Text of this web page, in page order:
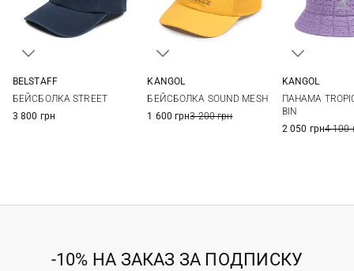
BELSTAFF
БЕЙСБОЛКА STREET
3 800 грн
KANGOL
БЕЙСБОЛКА SOUND MESH
1 600 грн3 200 грн
KANGOL
ПАНАМА
BIN
2 050 грн4 100
-10% НА ЗАКАЗ ЗА ПОДПИСКУ